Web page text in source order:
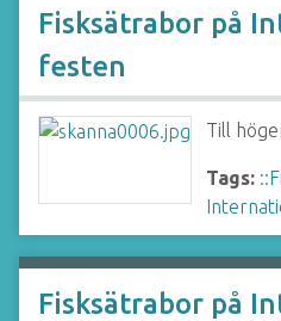
Fisksätrabor på
festen
Till
Tags:
Fisksätrabor på